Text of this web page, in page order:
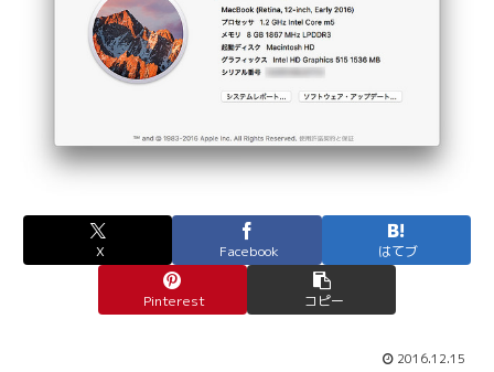
X Facebook はてブ
Pinterest コピー
2016.12.15